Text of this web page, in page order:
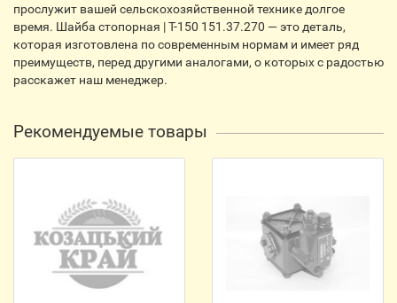
прослужит вашей сельскохозяйственной технике долгое
время. Шайба стопорная | Т-150 151.37.270 — это деталь,
которая изготовлена по современным нормам и имеет ряд
преимуществ, перед другими аналогами, о которых с радостью
расскажет наш менеджер.
Рекомендуемые товары